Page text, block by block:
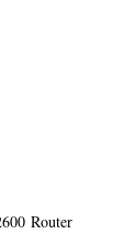
Router